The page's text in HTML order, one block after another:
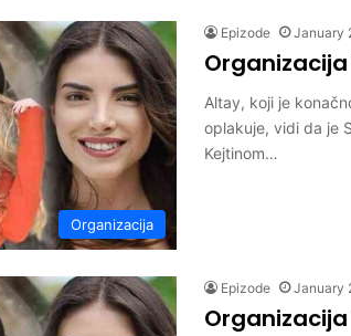
Organizacija
Epizode January
Altay, koji je
oplakuje, vidi da je
Kejtinom…
Epizode January
Organizacija